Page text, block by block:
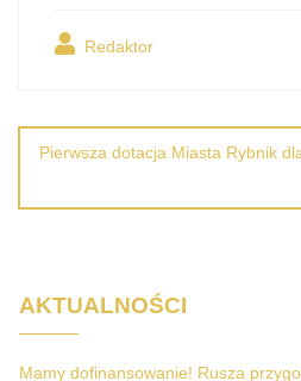
Redaktor
wpisu
Pierwsza dotacja Miasta Rybnik
AKTUALNOŚCI
Mamy dofinansowanie! Rusza